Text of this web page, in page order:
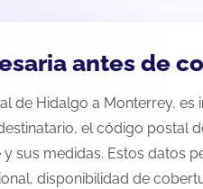
antes de
de Hidalgo a Monterrey,
el código postal
sus medidas. Estos datos
disponibilidad de